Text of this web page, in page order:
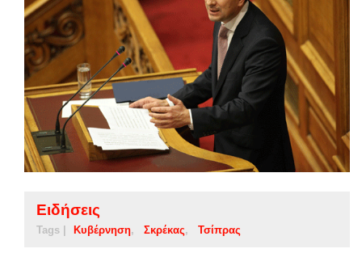
Ειδήσεις
Tags | Κυβέρνηση Σκρέκας Τσίπρας